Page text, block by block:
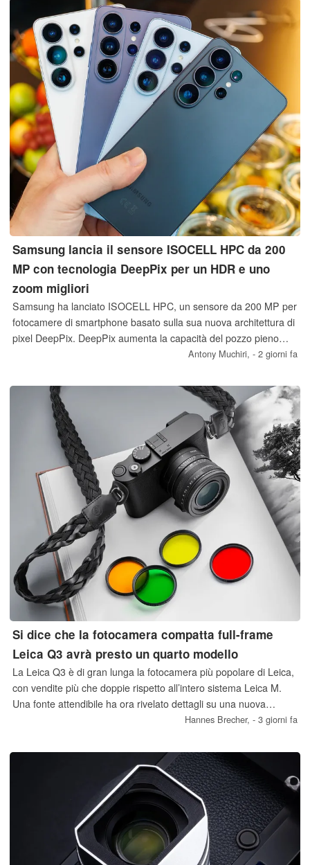
Samsung lancia il sensore ISOCELL HPC da 200
MP con tecnologia DeepPix per un HDR e uno
zoom migliori
Samsung ha lanciato ISOCELL HPC, un sensore da 200 MP per
fotocamere di smartphone basato sulla sua nuova architettura di
pixel DeepPix. DeepPix aumenta la capacità del pozzo pieno
(Full Well Capacity) del 60% rispetto alla generazione
scarsa illuminazione e l’uniformità dello zoom.
Antony Muchiri, - 2 giorni fa
Si dice che la fotocamera compatta full-frame
Leica Q3 avrà presto un quarto modello
La Leica Q3 è di gran lunga la fotocamera più popolare di Leica,
con vendite più che doppie rispetto all’intero sistema Leica M.
Una fonte attendibile ha ora rivelato dettagli su una nuova
versione della fotocamera compatta full-frame, il cui lancio sul
Hannes Brecher, - 3 giorni fa